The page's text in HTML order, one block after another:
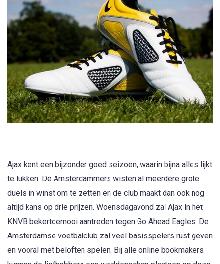
Ajax kent een bijzonder goed seizoen, waarin bijna alles lijkt
te lukken. De Amsterdammers wisten al meerdere grote
duels in winst om te zetten en de club maakt dan ook nog
altijd kans op drie prijzen. Woensdagavond zal Ajax in het
KNVB bekertoernooi aantreden tegen Go Ahead Eagles. De
Amsterdamse voetbalclub zal veel basisspelers rust geven
en vooral met beloften spelen. Bij alle online bookmakers